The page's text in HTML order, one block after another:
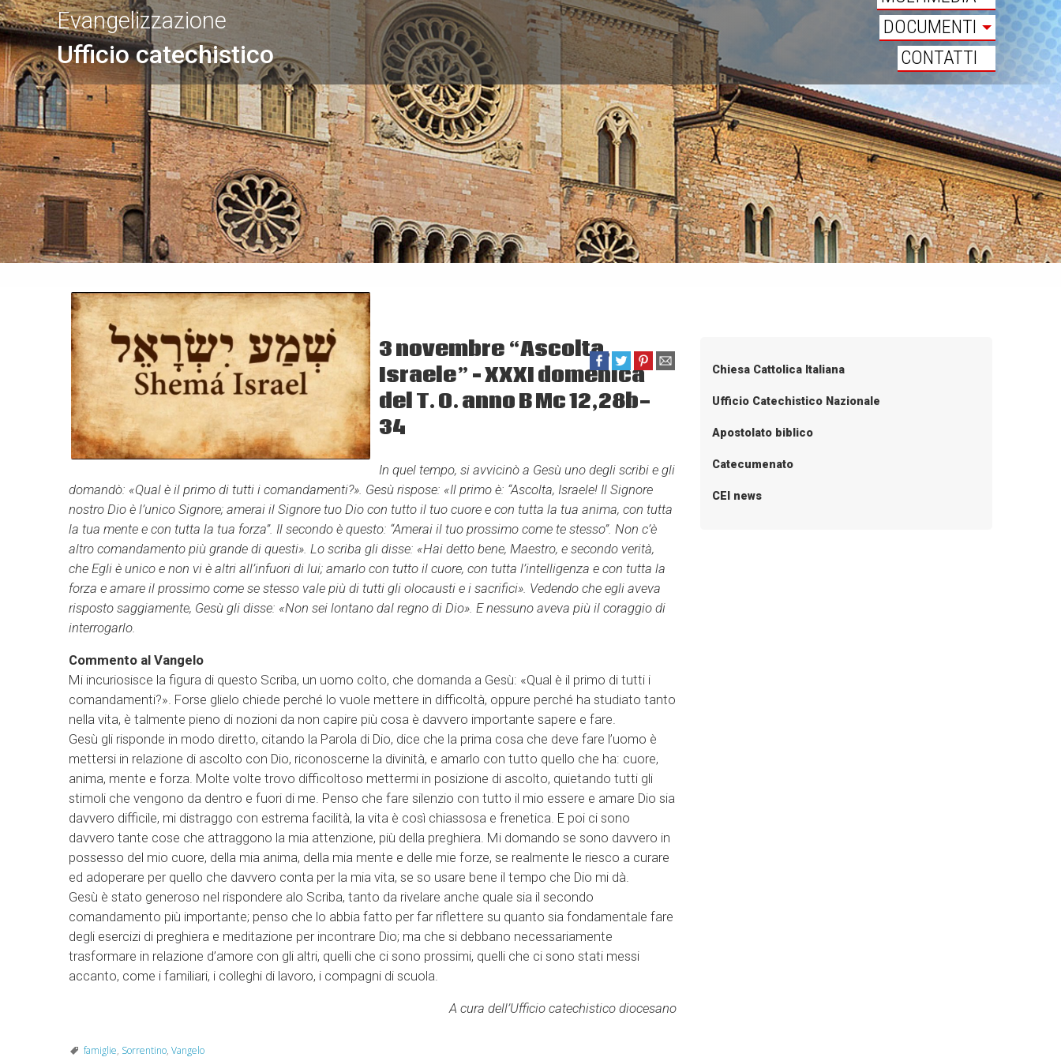
Ufficio catechistico
Evangelizzazione
DOCUMENTI
CONTATTI
3 novembre “Ascolta,
Israele” – XXXI domenica
del T. O. anno B Mc 12,28b-
34
In quel tempo, si avvicinò a Gesù uno degli scribi e gli
domandò: «Qual è il primo di tutti i comandamenti?». Gesù rispose: «Il primo è: “Ascolta, Israele! Il Signore
nostro Dio è l’unico Signore; amerai il Signore tuo Dio con tutto il tuo cuore e con tutta la tua anima, con tutta
la tua mente e con tutta la tua forza”. Il secondo è questo: “Amerai il tuo prossimo come te stesso”. Non c’è
altro comandamento più grande di questi». Lo scriba gli disse: «Hai detto bene, Maestro, e secondo verità,
che Egli è unico e non vi è altri all’infuori di lui; amarlo con tutto il cuore, con tutta l’intelligenza e con tutta la
forza e amare il prossimo come se stesso vale più di tutti gli olocausti e i sacrifici». Vedendo che egli aveva
risposto saggiamente, Gesù gli disse: «Non sei lontano dal regno di Dio». E nessuno aveva più il coraggio di
interrogarlo.
Commento al Vangelo
Mi incuriosisce la figura di questo Scriba, un uomo colto, che domanda a Gesù: «Qual è il primo di tutti i
comandamenti?». Forse glielo chiede perché lo vuole mettere in difficoltà, oppure perché ha studiato tanto
nella vita, è talmente pieno di nozioni da non capire più cosa è davvero importante sapere e fare.
Gesù gli risponde in modo diretto, citando la Parola di Dio, dice che la prima cosa che deve fare l’uomo è
mettersi in relazione di ascolto con Dio, riconoscerne la divinità, e amarlo con tutto quello che ha: cuore,
anima, mente e forza. Molte volte trovo difficoltoso mettermi in posizione di ascolto, quietando tutti gli
stimoli che vengono da dentro e fuori di me. Penso che fare silenzio con tutto il mio essere e amare Dio sia
davvero difficile, mi distraggo con estrema facilità, la vita è così chiassosa e frenetica. E poi ci sono
davvero tante cose che attraggono la mia attenzione, più della preghiera. Mi domando se sono davvero in
possesso del mio cuore, della mia anima, della mia mente e delle mie forze, se realmente le riesco a curare
ed adoperare per quello che davvero conta per la mia vita, se so usare bene il tempo che Dio mi dà.
Gesù è stato generoso nel rispondere alo Scriba, tanto da rivelare anche quale sia il secondo
comandamento più importante; penso che lo abbia fatto per far riflettere su quanto sia fondamentale fare
degli esercizi di preghiera e meditazione per incontrare Dio; ma che si debbano necessariamente
trasformare in relazione d’amore con gli altri, quelli che ci sono prossimi, quelli che ci sono stati messi
accanto, come i familiari, i colleghi di lavoro, i compagni di scuola.
A cura dell’Ufficio catechistico diocesano
famiglie, Sorrentino, Vangelo
Chiesa Cattolica Italiana
Ufficio Catechistico Nazionale
Apostolato biblico
Catecumenato
CEI news